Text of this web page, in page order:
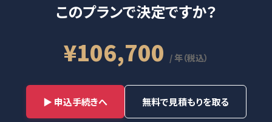
このプランで決定ですか？
¥106,700 / 年（税込）
▶ 申込手続きへ 無料で見積もりを取る